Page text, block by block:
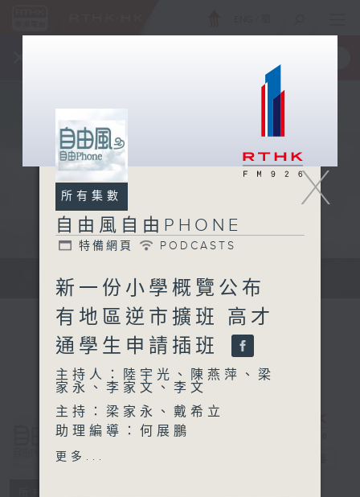
聲音更立體 意見更多元
自由風自由
PHONE
X
所有集數
自由風自由PHONE
特備網頁 PODCASTS
新一份小學概覽公布
有地區逆市擴班 高才
通學生申請插班
主持人：陸宇光、陳燕萍、梁
家永、李家文、李文
主持：梁家永、戴希立
助理編導：何展鵬
高級編導：李以莊
更多...